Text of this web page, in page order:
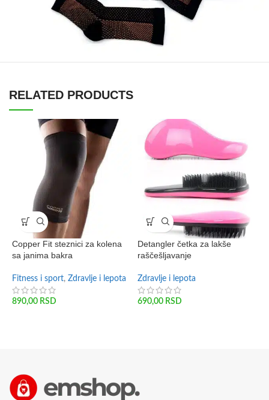
RELATED PRODUCTS
Copper Fit steznici za kolena
sa janima bakra
Fitness i sport, Zdravlje i lepota
890,00 RSD
Detangler četka za lakše
raščešljavanje
Zdravlje i lepota
690,00 RSD